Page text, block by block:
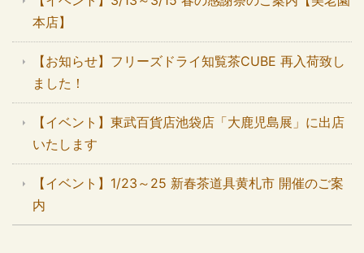
本店】
【お知らせ】フリーズドライ知覧茶CUBE 再入荷致し
ました！
【イベント】東武百貨店池袋店「大鹿児島展」に出店
いたします
【イベント】1/23～25 新春茶道具黄札市 開催のご案
内